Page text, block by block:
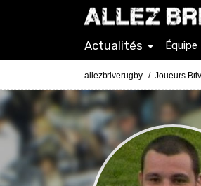
Actualités Équipe
allezbriverugby Joueurs